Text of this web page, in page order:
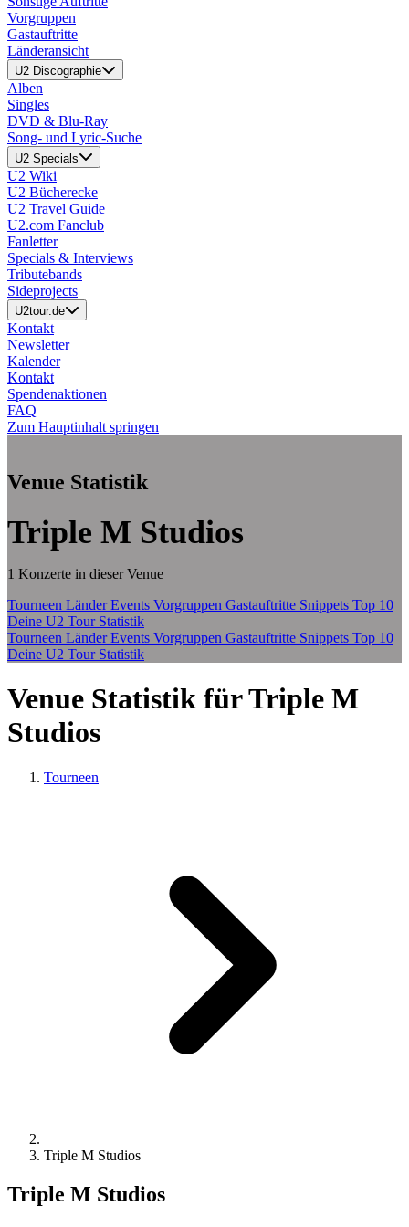
Vorgruppen
Gastauftritte
Länderansicht
U2 Discographie
Alben
Singles
DVD & Blu-Ray
Song- und Lyric-Suche
U2 Specials
U2 Wiki
U2 Bücherecke
U2 Travel Guide
U2.com Fanclub
Fanletter
Specials & Interviews
Tributebands
Sideprojects
U2tour.de
Kontakt
Newsletter
Kalender
Kontakt
Spendenaktionen
FAQ
Zum Hauptinhalt springen
Venue Statistik
Triple M Studios
1 Konzerte in dieser Venue
Tourneen LänderEvents Vorgruppen Gastauftritte Snippets Top 10
Deine U2 Tour Statistik
Tourneen LänderEvents Vorgruppen Gastauftritte Snippets Top 10
Deine U2 Tour Statistik
Venue Statistik für Triple M
Studios
Tourneen
Triple M Studios
Triple M Studios